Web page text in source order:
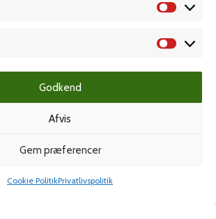
Godkend
Afvis
Gem præferencer
Cookie PolitikPrivatlivspolitik
Cookie Politik (EU)
KAMPAGNE